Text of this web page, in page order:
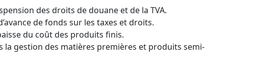
des droits de douane et de la TVA.
de fonds sur les taxes et droits.
du coût des produits finis.
la gestion des matières premières et produits semi-